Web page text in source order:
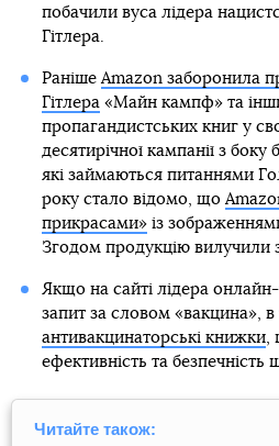
побачили вуса лідера
Гітлера.
РанішеAmazon заборонила
Гітлера«Майн кампф» та
пропагандистських книг у
десятирічної кампанії з боку
які займаються питаннями
року стало відомо, що
прикрасами»із
Згодом продукцію вилучили
Якщо на сайті лідера
запит за словом «вакцина»,
антивакцинаторські книжки,
ефективність та безпечність
Читайте також: